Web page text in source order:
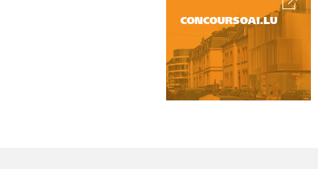
CONCOURSOAI.LU